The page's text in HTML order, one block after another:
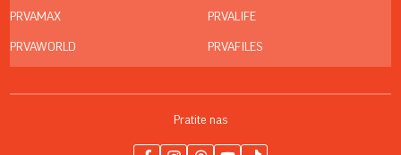
PRVAMAX
PRVAWORLD
PRVALIFE
PRVAFILES
Pratite nas